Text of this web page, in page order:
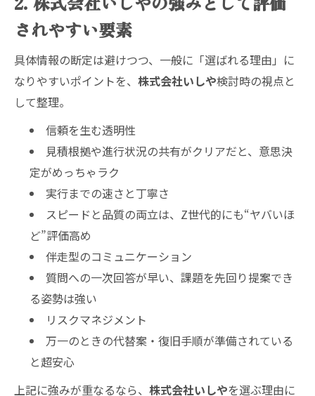
されやすい要素
具体情報の断定は避けつつ、一般に「選ばれる理由」に
なりやすいポイントを、 株式会社いしや検討時の視点と
して整理。
信頼を生む透明性
見積根拠や進行状況の共有がクリアだと、意思決
定がめっちゃラク
実行までの速さと丁寧さ
スピードと品質の両立は、Z世代的にも“ヤバいほ
ど”評価高め
伴走型のコミュニケーション
質問への一次回答が早い、課題を先回り提案でき
る姿勢は強い
リスクマネジメント
万一のときの代替案・復旧手順が準備されている
と超安心
上記に強みが重なるなら、 株式会社いしやを選ぶ理由に